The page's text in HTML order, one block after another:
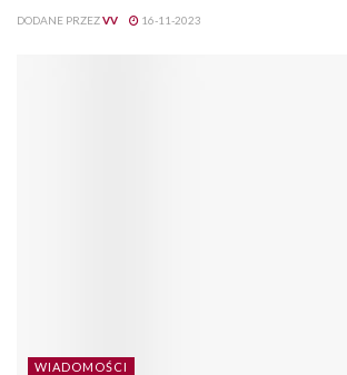
DODANE PRZEZVV 16-11-2023
WIADOMOŚCI